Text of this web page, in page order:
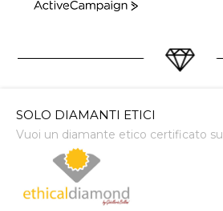
ActiveCampaign
SOLO DIAMANTI ETICI
Vuoi un diamante etico certificato